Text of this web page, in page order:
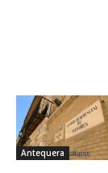
Antequera